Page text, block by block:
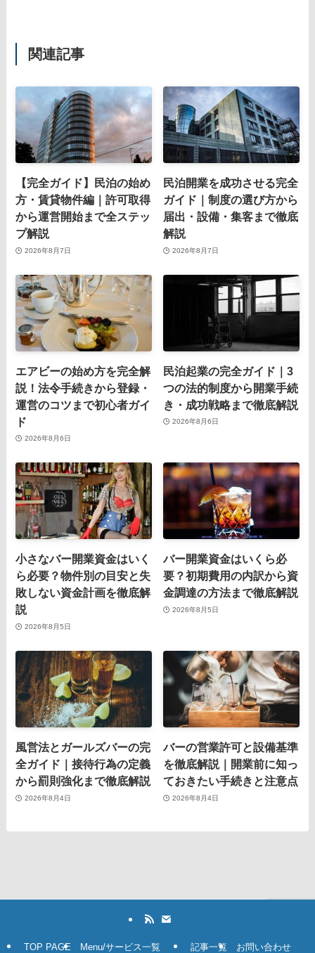
関連記事
【完全ガイド】民泊の始め
方・賃貸物件編｜許可取得
から運営開始まで全ステッ
プ解説
2026年8月7日
民泊開業を成功させる完全
ガイド｜制度の選び方から
届出・設備・集客まで徹底
解説
2026年8月7日
エアビーの始め方を完全解
説！法令手続きから登録・
運営のコツまで初心者ガイ
ド
2026年8月6日
民泊起業の完全ガイド｜3
つの法的制度から開業手続
き・成功戦略まで徹底解説
2026年8月6日
小さなバー開業資金はいく
ら必要？物件別の目安と失
敗しない資金計画を徹底解
説
2026年8月5日
バー開業資金はいくら必
要？初期費用の内訳から資
金調達の方法まで徹底解説
2026年8月5日
風営法とガールズバーの完
全ガイド｜接待行為の定義
から罰則強化まで徹底解説
2026年8月4日
バーの営業許可と設備基準
を徹底解説｜開業前に知っ
ておきたい手続きと注意点
2026年8月4日
TOP PAGE Menu/サービス一覧 記事一覧 お問い合わせ